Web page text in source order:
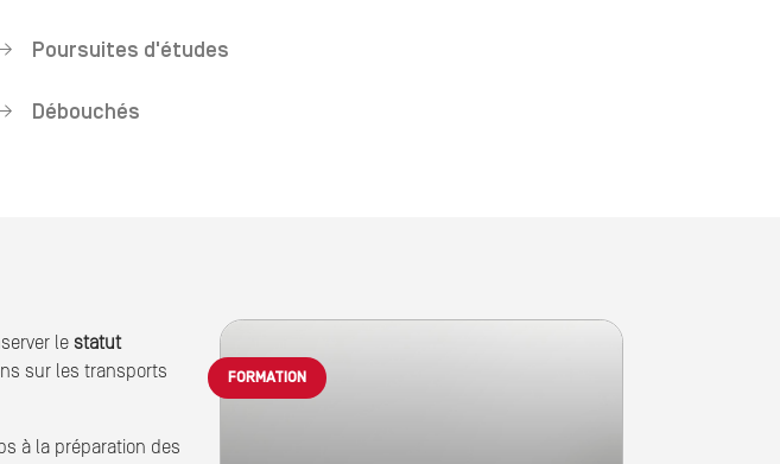
Poursuites d'études
Débouchés
le statut
sur les transports
à la préparation des
FORMATION